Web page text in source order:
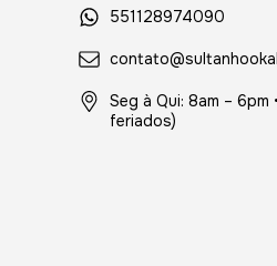
551128974090
Seg à Qui: 8am – 6pm
feriados)